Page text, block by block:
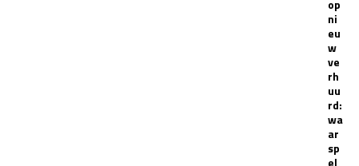
op
ni
eu
w
ve
rh
uu
rd:
wa
ar
sp
el